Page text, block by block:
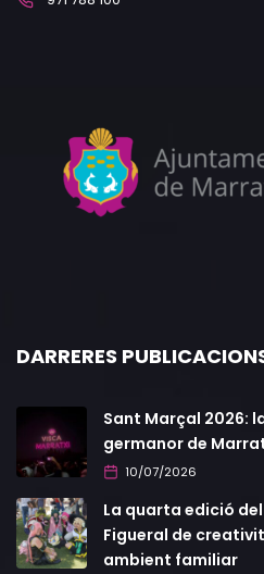
DARRERES
Sant Marçal 2026:
germanor de
10/07/2026
La quarta edició del
Figueral de
ambient familiar